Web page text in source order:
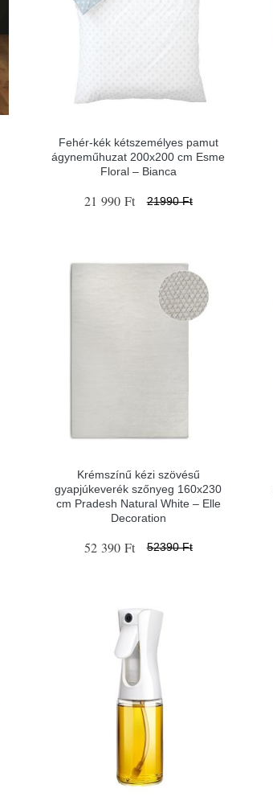
Fehér-kék kétszemélyes pamut
ágyneműhuzat 200x200 cm Esme
Floral – Bianca
21 990 Ft 21990 Ft
Krémszínű kézi szövésű
gyapjúkeverék szőnyeg 160x230
cm Pradesh Natural White – Elle
Decoration
52 390 Ft 52390 Ft